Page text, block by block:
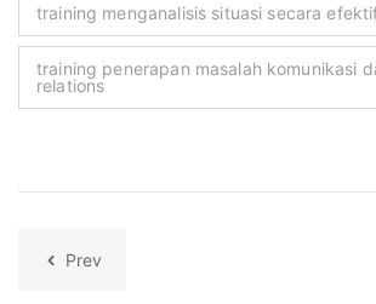
training menganalisis situasi secara
training penerapan masalah komunikasi
relations
Prev